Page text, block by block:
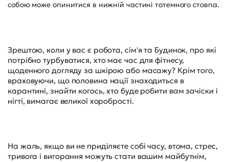
собою може опинитися в нижній частині тотемного стовпа.
Зрештою, коли у вас є робота, сім'я та Будинок, про які
потрібно турбуватися, хто має час для фітнесу,
щоденного догляду за шкірою або масажу? Крім того,
враховуючи, що половина нації знаходиться в
карантині, знайти когось, хто буде робити вам зачіски і
нігті, вимагає великої хоробрості.
На жаль, якщо ви не приділяєте собі часу, втома, стрес,
тривога і вигорання можуть стати вашим майбутнім,